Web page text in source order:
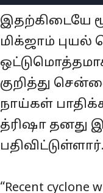
இதற்கிடையே
மிக்ஜாம்
ஒட்டுமொத்தமாக
குறித்து
நாய்கள்
த்ரிஷா தனது
பதிவிட்டுள்ளார்.
“Recent cyclone